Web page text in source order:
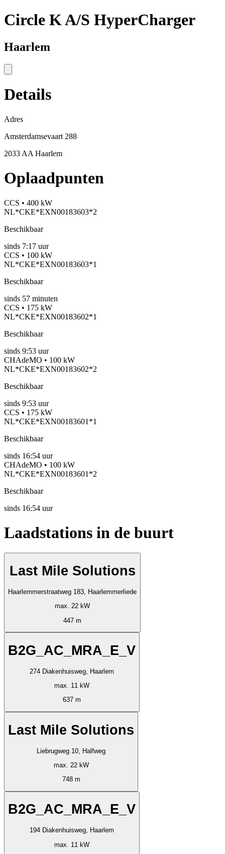
Circle K A/S HyperCharger
Haarlem
Details
Adres
Amsterdamsevaart 288
2033 AA Haarlem
Oplaadpunten
CCS • 400 kW
NL*CKE*EXN00183603*2
Beschikbaar
sinds 7:17 uur
CCS • 100 kW
NL*CKE*EXN00183603*1
Beschikbaar
sinds 57 minuten
CCS • 175 kW
NL*CKE*EXN00183602*1
Beschikbaar
sinds 9:53 uur
CHAdeMO • 100 kW
NL*CKE*EXN00183602*2
Beschikbaar
sinds 9:53 uur
CCS • 175 kW
NL*CKE*EXN00183601*1
Beschikbaar
sinds 16:54 uur
CHAdeMO • 100 kW
NL*CKE*EXN00183601*2
Beschikbaar
sinds 16:54 uur
Laadstations in de buurt
Last Mile Solutions
Haarlemmerstraatweg 183, Haarlemmerliede
max. 22 kW
447 m
B2G_AC_MRA_E_V
274 Diakenhuisweg, Haarlem
max. 11 kW
637 m
Last Mile Solutions
Liebrugweg 10, Halfweg
max. 22 kW
748 m
B2G_AC_MRA_E_V
194 Diakenhuisweg, Haarlem
max. 11 kW